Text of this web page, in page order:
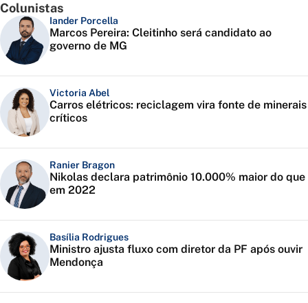
Colunistas
Iander Porcella
Marcos Pereira: Cleitinho será candidato ao
governo de MG
Victoria Abel
Carros elétricos: reciclagem vira fonte de minerais
críticos
Ranier Bragon
Nikolas declara patrimônio 10.000% maior do que
em 2022
Basília Rodrigues
Ministro ajusta fluxo com diretor da PF após ouvir
Mendonça